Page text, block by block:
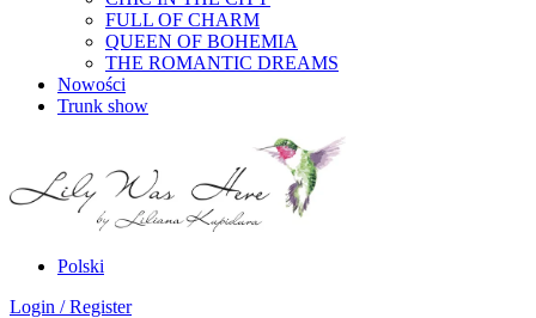
FULL OF CHARM
QUEEN OF BOHEMIA
THE ROMANTIC DREAMS
Nowości
Trunk show
Polski
Login / Register